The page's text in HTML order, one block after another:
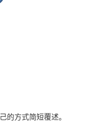
的方式简短覆述。